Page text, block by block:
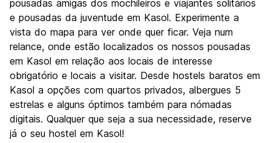
As refeições não estão incluídas na tarifa do quarto e
podem ser servidas à la carte nos nossos cafés internos.
Para manter a cultura mochileira e o espírito comunitário
promovemos o self-service em todos os nossos cafés.
O abuso de drogas/substâncias/álcool é ESTRITAMENTE
proibido em todos os nossos albergues. Caso alguém seja
encontrado portando ou consumindo drogas/álcool durante
sua estadia, medidas rigorosas serão tomadas contra
ele/ela e a pessoa será solicitada a desocupar o albergue
pousadas amigas dos mochileiros e viajantes solitários
e pousadas da juventude em Kasol. Experimente a
vista do mapa para ver onde quer ficar. Veja num
relance, onde estão localizados os nossos pousadas
em Kasol em relação aos locais de interesse
obrigatório e locais a visitar. Desde hostels baratos em
Kasol a opções com quartos privados, albergues 5
estrelas e alguns óptimos também para nómadas
digitais. Qualquer que seja a sua necessidade, reserve
já o seu hostel em Kasol!